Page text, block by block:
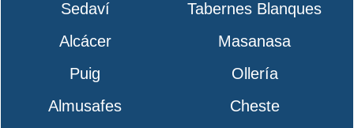
Sedaví
Tabernes Blanques
Alcácer
Masanasa
Puig
Ollería
Almusafes
Cheste